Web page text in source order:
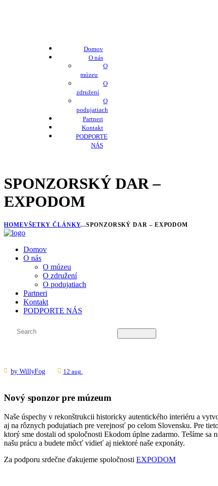
Domov
O nás
O
múzeu
O
združení
O
podujatiach
Partneri
Kontakt
PODPORTE
NÁS
SPONZORSKÝ DAR –
EXPODOM
HOMEVŠETKY ČLÁNKY...SPONZORSKÝ DAR – EXPODOM
Domov
O nás
O múzeu
O združení
O podujatiach
Partneri
Kontakt
PODPORTE NÁS
by WillyFog 12 aug.
Nový sponzor pre múzeum
Naše úspechy v rekonštrukcii historicky autentického interiéru a
aj na rôznych podujatiach pre verejnosť po celom Slovensku. Pre
ktorý sme dostali od spoločnosti Ekodom úplne zadarmo. Tešíme sa
našu prácu a budete môcť vidieť aj niektoré naše exponáty.
Za podporu srdečne ďakujeme spoločnosti EXPODOM